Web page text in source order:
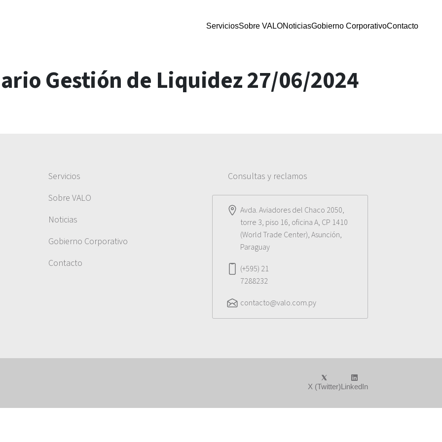
ServiciosSobre VALONoticiasGobierno CorporativoContacto
Gestión de Liquidez 27/06/2024
Servicios
Sobre VALO
Noticias
Gobierno Corporativo
Contacto
Consultas y reclamos
Avda. Aviadores del Chaco 2050,
torre 3, piso 16, oficina A, CP 1410
(World Trade Center), Asunción,
Paraguay
(+595) 21
7288232
contacto@valo.com.py
X (Twitter)LinkedIn